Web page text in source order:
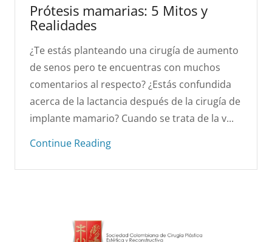
Prótesis mamarias: 5 Mitos y
Realidades
¿Te estás planteando una cirugía de aumento
de senos pero te encuentras con muchos
comentarios al respecto? ¿Estás confundida
acerca de la lactancia después de la cirugía de
implante mamario? Cuando se trata de la v...
Continue Reading